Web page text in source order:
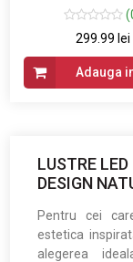
299.99 lei
Adauga
LUSTRE
DESIGN
Pentru cei
estetica
alegerea